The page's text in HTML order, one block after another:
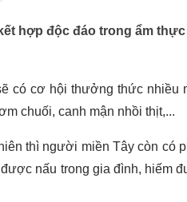
hợp độc đáo trong ẩm thực
có cơ hội thưởng thức nhiều
chuối, canh mận nhồi thịt,...
thì người miền Tây còn có
nấu trong gia đình, hiếm